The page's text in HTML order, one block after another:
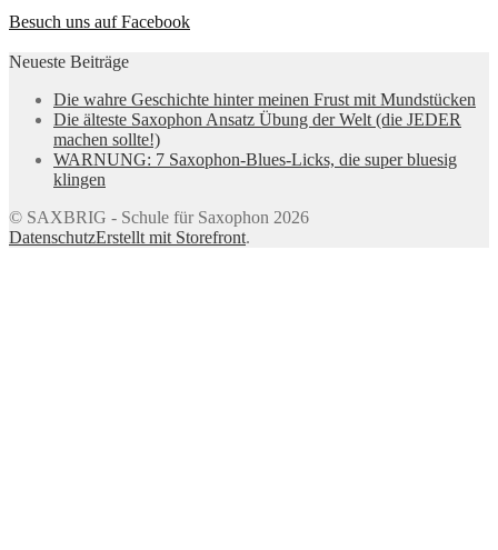
Besuch uns auf Facebook
Neueste Beiträge
Die wahre Geschichte hinter meinen Frust mit Mundstücken
Die älteste Saxophon Ansatz Übung der Welt (die JEDER
machen sollte!)
WARNUNG: 7 Saxophon-Blues-Licks, die super bluesig
klingen
© SAXBRIG - Schule für Saxophon 2026
DatenschutzErstellt mit Storefront.